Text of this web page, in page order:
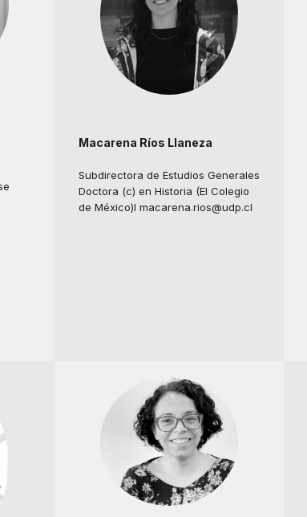
Macarena Ríos Llaneza
Subdirectora de Estudios Generales
Doctora (c) en Historia (El Colegio
de México)l macarena.rios@udp.cl